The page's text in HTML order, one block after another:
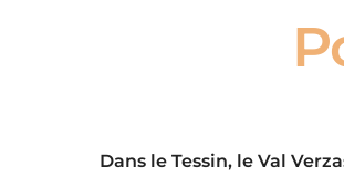
Dans le Tessin, le Val